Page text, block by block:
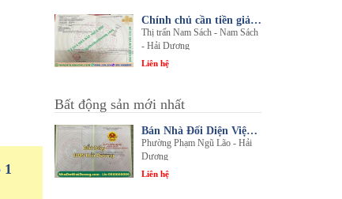
1
Chính chủ cần tiền giải quyết công việc bán gấp 1 trong 3 lô đất sổ đỏ chính chủ
Thị trấn Nam Sách - Nam Sách
- Hải Dương
Liên hệ
Bất động sản mới nhất
Bán Nhà Đối Diện Viện Đa Khoa Hải Dương - Nội Thất Sang Trọng, Tiện Nghi
Phường Phạm Ngũ Lão - Hải
Dương
Liên hệ